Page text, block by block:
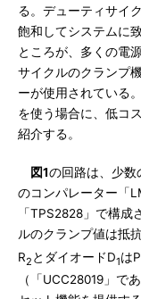
る。デューティサイ
飽和してシステムに
ところが、多くの電
サイクルのクランプ
ーが使用されている
を使う場合に、低コ
紹介する。
図1の回路は、少数
のコンパレーター「
「TPS2828」で構
ルのクランプ値は抵
R2 とダイオードD1は
（「UCC28019」で